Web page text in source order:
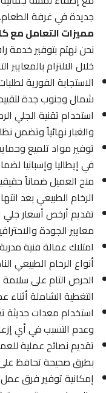
جديدة في غرفة الطعام.
مميزات التعامل مع
نحن نهتم بتوفير خدمة
خلال الالتزام بالمعايير
الاستجابة الفورية لطلبات
شمال وجنوب جدة لتقييم
استخدام تقنية الجلي
والغبار نهائياً وتضمن
توفير مواد تلميع
في إيطاليا وإسبانيا
منح العميل ضماناً
الرخام الطبيعي بعد
تقديم أرخص أسعار جلي
معايير الجودة
امتلاك عمالة فنية مدربة
أنواع الرخام الطبيعي
الحرص التام على سلامة
التغطية الشاملة أثناء
استخدام معدات حديثة
وعدم التسبب في أي
تقديم نصائح عملية
بطرق صحيحة تحافظ على
إمكانية توفير فرق عمل